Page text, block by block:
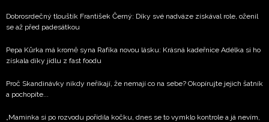
Dobrosrdečný tlouštík František Černý: Díky své nadváze získával role, oženil
se až před padesátkou
Pepa Kůrka má kromě syna Rafíka novou lásku: Krásná kadeřnice Adélka si ho
získala díky jídlu z fast foodu
Proč Skandinávky nikdy neříkají, že nemají co na sebe? Okopírujte jejich šatník
a pochopíte...
„Maminka si po rozvodu pořídila kočku, dnes se to vymklo kontrole a já nevím,